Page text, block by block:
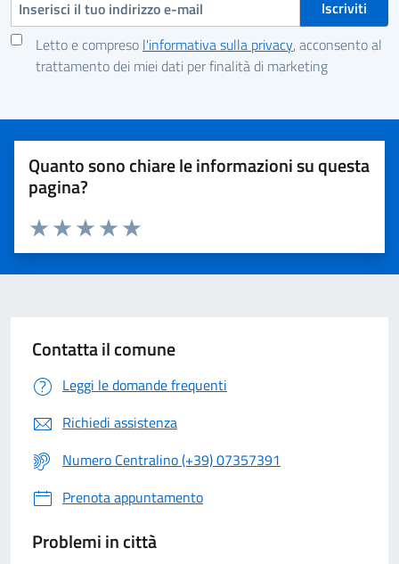
Letto e compreso l'informativa sulla privacy, acconsento al
trattamento dei miei dati per finalità di marketing
Quanto sono chiare le informazioni su questa
pagina?
Valuta 5 stelle su 5
Valuta 4 stelle su 5
Valuta 3 stelle su 5
Valuta 2 stelle su 5
Valuta 1 stelle su 5
Contatta il comune
Leggi le domande frequenti
Richiedi assistenza
Numero Centralino (+39) 07357391
Prenota appuntamento
Problemi in città